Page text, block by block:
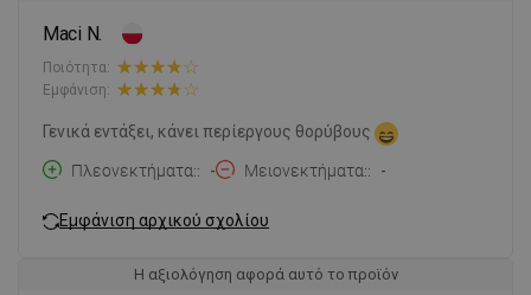
Maci N.
Ποιότητα:
Εμφάνιση:
Γενικά εντάξει, κάνει περίεργους θορύβους
Πλεονεκτήματα: - Μειονεκτήματα: -
Εμφάνιση αρχικού σχολίου
Η αξιολόγηση αφορά αυτό το προϊόν